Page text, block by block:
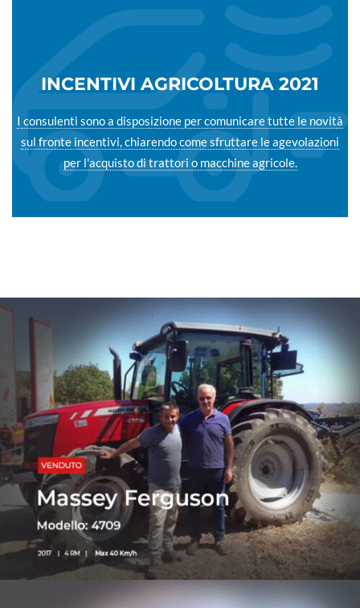
INCENTIVI AGRICOLTURA 2021
I consulenti sono a disposizione per comunicare tutte le novità
sul fronte incentivi, chiarendo come sfruttare le agevolazioni
per l'acquisto di trattori o macchine agricole.